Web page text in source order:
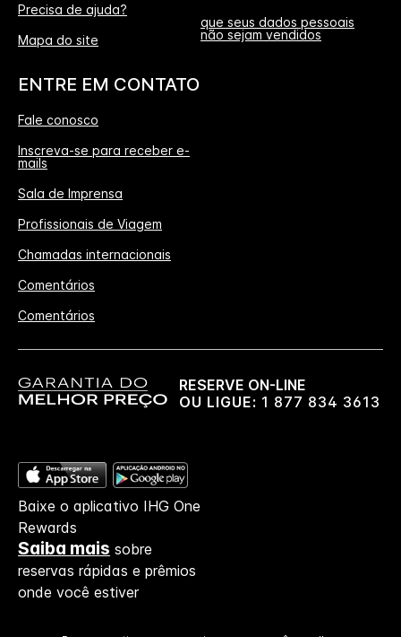
Precisa de ajuda?
Mapa do site
que seus dados pessoais
não sejam vendidos
ENTRE EM CONTATO
Fale conosco
Inscreva-se para receber e-
mails
Sala de Imprensa
Profissionais de Viagem
Chamadas internacionais
Comentários
Comentários
RESERVE ON-LINE
OU LIGUE: 1 877 834 3613
Baixe o aplicativo IHG One
Rewards
Saiba mais sobre
reservas rápidas e prêmios
onde você estiver